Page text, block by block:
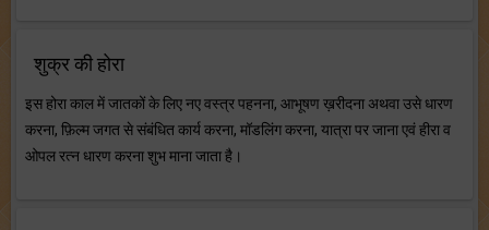
शुक्र की होरा
इस होरा काल में जातकों के लिए नए वस्त्र पहनना, आभूषण ख़रीदना अथवा उसे धारण
करना, फ़िल्म जगत से संबंधित कार्य करना, मॉडलिंग करना, यात्रा पर जाना एवं हीरा व
ओपल रत्न धारण करना शुभ माना जाता है।